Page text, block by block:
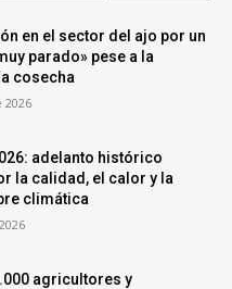
en el sector del ajo por un
parado» pese a la
cosecha
2026
adelanto histórico
la calidad, el calor y la
climática
agricultores y